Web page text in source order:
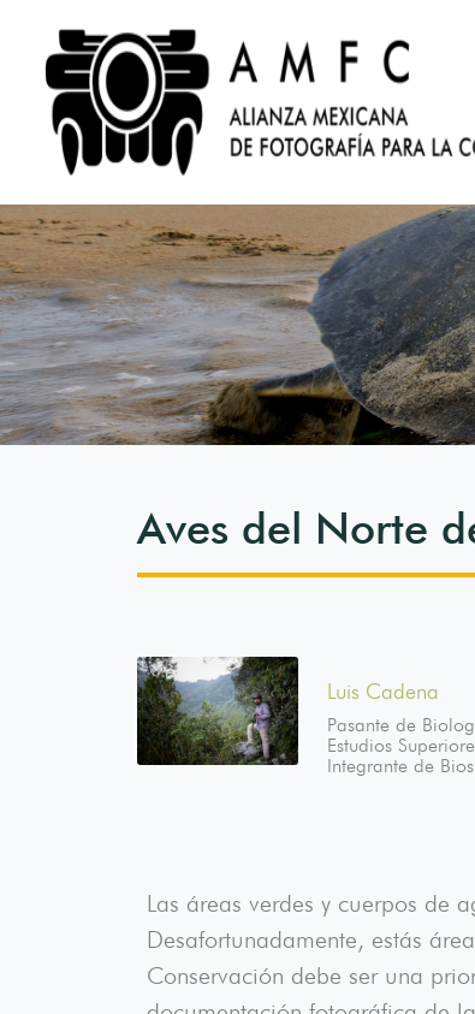
Aves del Norte
Luis Cadena
Pasante de
Estudios
Integrante de
Las áreas verdes y cuerpos de
Desafortunadamente, estás
Conservación debe ser una